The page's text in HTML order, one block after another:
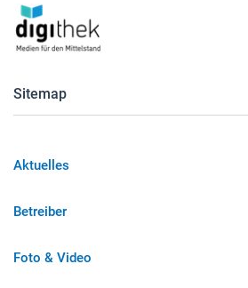
Sitemap
Aktuelles
Betreiber
Foto & Video